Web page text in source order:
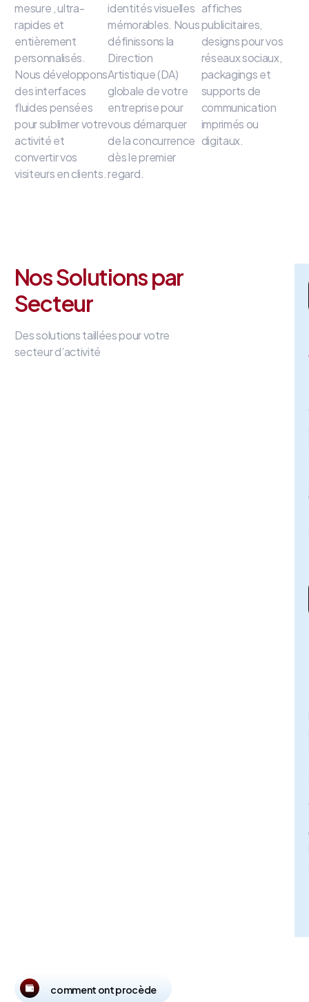
mesure , ultra-
rapides et
entièrement
personnalisés.
Nous développons
des interfaces
fluidespensées
pour sublimer votre
activité et
convertir vos
visiteurs en clients.
identités visuelles
mémorables. Nous
définissons la
Direction
Artistique (DA)
globale de votre
entreprisepour
vous démarquer
de la concurrence
dès le premier
regard.
affiches
publicitaires,
designs pour vos
réseaux sociaux,
packagings et
supports de
communication
imprimés ou
digitaux.
Nos Solutions par
Secteur
Des solutions taillées pour votre
secteur d’activité
comment ont procède